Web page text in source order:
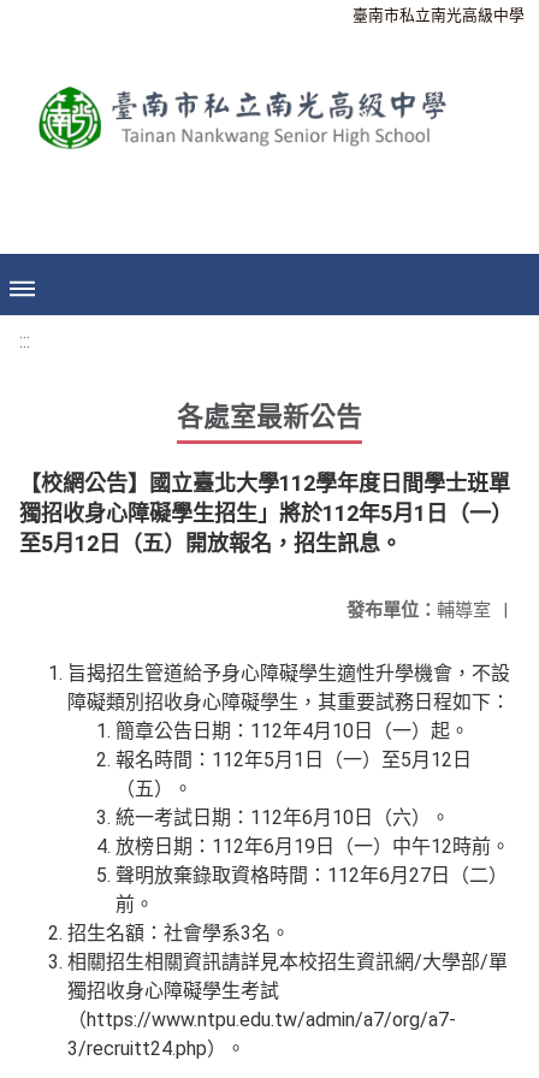
臺南市私立南光高級中學
:::
各處室最新公告
【校網公告】國立臺北大學112學年度日間學士班單
獨招收身心障礙學生招生」將於112年5月1日（一）
至5月12日（五）開放報名，招生訊息。
發布單位： 輔導室 |
旨揭招生管道給予身心障礙學生適性升學機會，不設
障礙類別招收身心障礙學生，其重要試務日程如下：
簡章公告日期：112年4月10日（一）起。
報名時間：112年5月1日（一）至5月12日
（五）。
統一考試日期：112年6月10日（六）。
放榜日期：112年6月19日（一）中午12時前。
聲明放棄錄取資格時間：112年6月27日（二）
前。
招生名額：社會學系3名。
相關招生相關資訊請詳見本校招生資訊網/大學部/單
獨招收身心障礙學生考試
（https://www.ntpu.edu.tw/admin/a7/org/a7-
3/recruitt24.php）。